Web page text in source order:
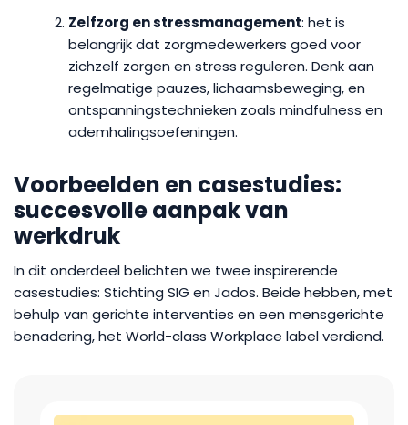
Zelfzorg en stressmanagement: het is
belangrijk dat zorgmedewerkers goed voor
zichzelf zorgen en stress reguleren. Denk aan
regelmatige pauzes, lichaamsbeweging, en
ontspanningstechnieken zoals mindfulness en
ademhalingsoefeningen.
Voorbeelden en casestudies:
succesvolle aanpak van
werkdruk
In dit onderdeel belichten we twee inspirerende
casestudies: Stichting SIG en Jados. Beide hebben, met
behulp van gerichte interventies en een mensgerichte
benadering, het World-class Workplace label verdiend.